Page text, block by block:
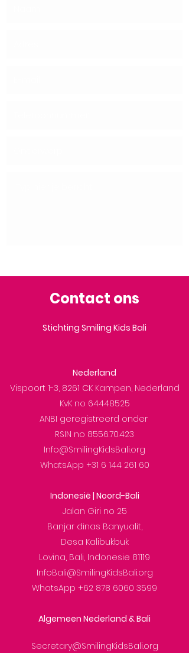
Contact ons
Stichting Smiling Kids Bali
Nederland
Vispoort 1-3, 8261 CK Kampen, Nederland
KvK no 64448525
ANBI geregistreerd onder
RSIN no 8556.70.423
Info@SmilingKidsBali.org
WhatsApp +31 6 144 261 60
Indonesië | Noord-Bali
Jalan Giri no 25
Banjar dinas Banyualit,
Desa Kalibukbuk
Lovina, Bali, Indonesie 81119
InfoBali@SmilingKidsBali.org
WhatsApp +62 878 6060 3599
Algemeen Nederland & Bali
Secretary@SmilingKidsBali.org